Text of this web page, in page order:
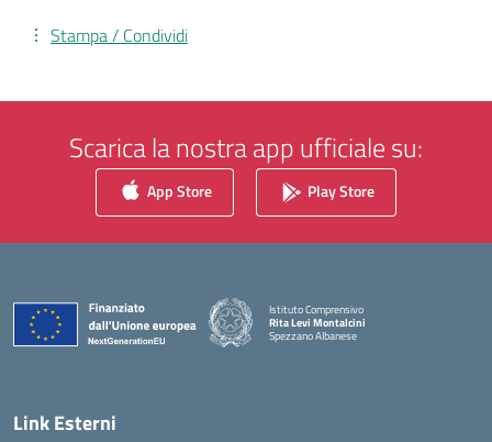
Stampa / Condividi
Scarica la nostra app ufficiale su:
App Store Play Store
Istituto Comprensivo
Rita Levi Montalcini
Spezzano Albanese
— Visita la pagina iniziale della scuola
Link Esterni